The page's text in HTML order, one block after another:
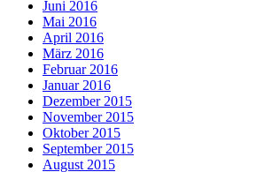
Juni 2016
Mai 2016
April 2016
März 2016
Februar 2016
Januar 2016
Dezember 2015
November 2015
Oktober 2015
September 2015
August 2015